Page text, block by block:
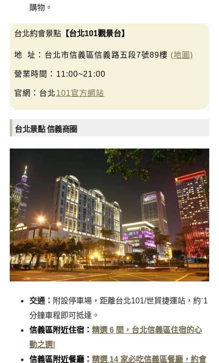
購物。
台北約會景點 【台北101觀景台】
地 址：台北市信義區信義路五段7號89樓 (地圖)
營業時間：11:00~21:00
官網：台北 101官方網站
台北景點 信義商圈
交通： 附設停車場，距離台北101/世貿捷運站，約ˊ1
分鐘車程即可抵達。
信義區附近住宿： 精選 6 間，台北信義區住宿的心
動之選!
信義區附近餐廳： 精選 14 家必吃信義區餐廳，約會